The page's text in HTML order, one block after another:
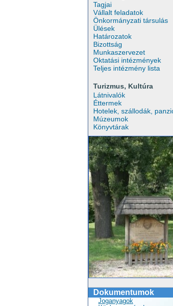
Tagjai
Vállalt feladatok
Önkormányzati társulás
Ülések
Határozatok
Bizottság
Munkaszervezet
Oktatási intézmények
Teljes intézmény lista
Turizmus, Kultúra
Látnivalók
Éttermek
Hotelek, szállodák,
Múzeumok
Könyvtárak
Dokumentumok
Joganyagok